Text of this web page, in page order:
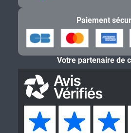
Paiement
Votre partenaire de